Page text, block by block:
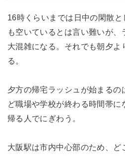
16時くらいまでは日中の閑散
も空いているとは言い難いが、
大混雑になる。それでも朝夕よ
る。
夕方の帰宅ラッシュが始まるの
ど職場や学校が終わる時間帯
帰る人でにぎわう。
大阪駅は市内中心部のため、ど